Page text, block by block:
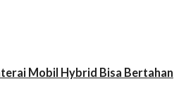
Mobil Hybrid Bisa Bertahan